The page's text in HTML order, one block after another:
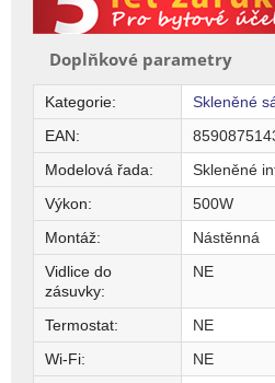
Doplňkové parametry
Kategorie:
Skleněné
EAN:
Modelová řada:
Skleněné
Výkon:
500W
Montáž:
Nástěnná
Vidlice do
zásuvky:
NE
Termostat:
NE
Wi-Fi:
NE